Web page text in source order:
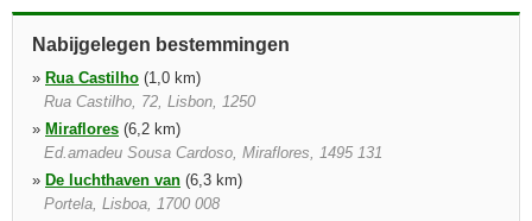
Nabijgelegen bestemmingen
» Rua Castilho (1,0 km)
Rua Castilho, 72, Lisbon, 1250
» Miraflores (6,2 km)
Ed.amadeu Sousa Cardoso, Miraflores, 1495 131
» De luchthaven van (6,3 km)
Portela, Lisboa, 1700 008